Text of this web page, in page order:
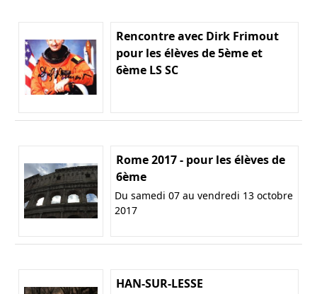
Rencontre avec Dirk Frimout
pour les élèves de 5ème et
6ème LS SC
Rome 2017 - pour les élèves de
6ème
Du samedi 07 au vendredi 13 octobre
2017
HAN-SUR-LESSE